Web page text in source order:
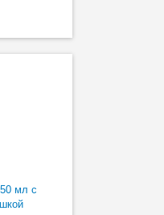
мл с